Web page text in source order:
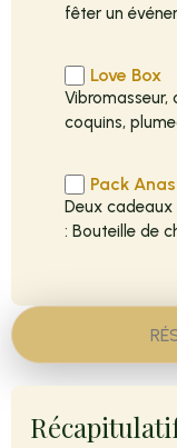
fêter un
Love Box
coquins,
Pack
Deux
: Bouteille de